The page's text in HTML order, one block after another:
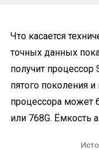
Что касается
точных данных
получит процессор
пятого поколения
процессора может
или 768G. Ёмкость